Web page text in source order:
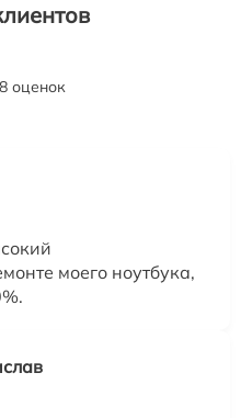
оценок
моего ноутбука,